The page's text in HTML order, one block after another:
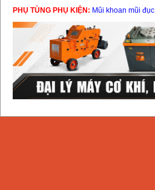
PHỤ TÙNG PHỤ KIỆN: Mũi khoan mũi đục